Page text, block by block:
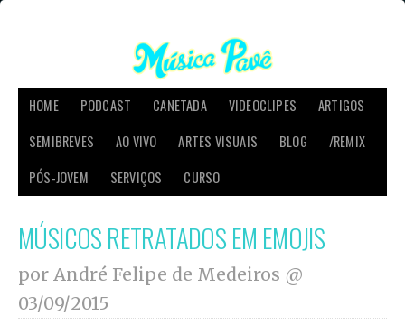
HOME PODCAST CANETADA VIDEOCLIPES
ARTIGOS
SEMIBREVES
AO VIVO ARTES VISUAIS BLOG
/REMIX
PÓS-JOVEM
SERVIÇOS CURSO
MÚSICOS RETRATADOS EM EMOJIS
por André Felipe de Medeiros @
03/09/2015